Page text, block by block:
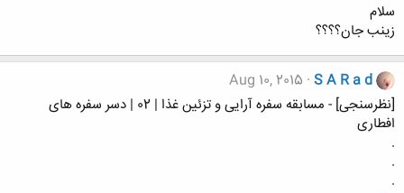
سلام
زینب جان؟؟؟؟
S A R a d
Aug 10, 2015
[نظرسنجی] - مسابقه سفره آرایی و تزئین غذا | 02 | دسر سفره های
افطاری
.
.
.